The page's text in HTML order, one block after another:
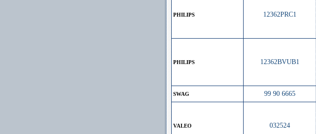
PHILIPS 12362PRC1
PHILIPS 12362BVUB1
SWAG 99 90 6665
VALEO 032524